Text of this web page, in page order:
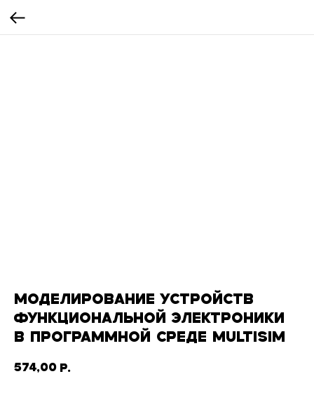
МОДЕЛИРОВАНИЕ УСТРОЙСТВ
ФУНКЦИОНАЛЬНОЙ ЭЛЕКТРОНИКИ
В ПРОГРАММНОЙ СРЕДЕ MULTISIM
574,00 р.